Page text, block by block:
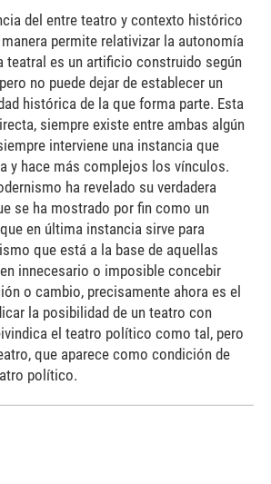
del entre teatro y contexto histórico
permite relativizar la autonomía
teatral es un artificio construido según
no puede dejar de establecer un
histórica de la que forma parte. Esta
siempre existe entre ambas algún
interviene una instancia que
y hace más complejos los vínculos.
ha revelado su verdadera
se ha mostrado por fin como un
en última instancia sirve para
que está a la base de aquellas
innecesario o imposible concebir
o cambio, precisamente ahora es el
la posibilidad de un teatro con
el teatro político como tal, pero
que aparece como condición de
político.